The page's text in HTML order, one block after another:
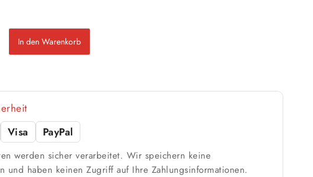
In den Warenkorb
Visa PayPal
werden sicher verarbeitet. Wir speichern keine
und haben keinen Zugriff auf Ihre Zahlungsinformationen.